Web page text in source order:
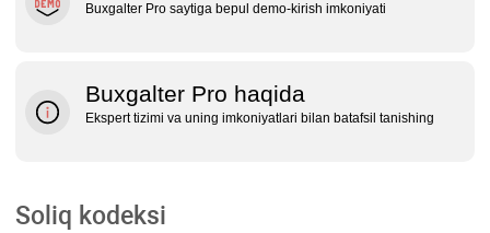
Buxgalter Pro saytiga bepul demo‑kirish imkoniyati
Buxgalter Pro haqida
Ekspert tizimi va uning imkoniyatlari bilan batafsil tanishing
Soliq kodeksi